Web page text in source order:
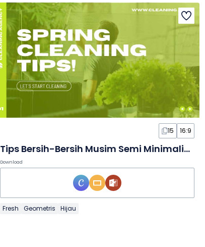
15 16:9
Tips Bersih-Bersih Musim Semi Minimalis Modern dalam Slide
Download
Fresh Geometris Hijau